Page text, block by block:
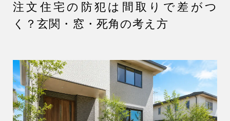
注文住宅の防犯は間取りで差がつ
く？玄関・窓・死角の考え方
リフォーム・リノベーション
土地探しサポート
ショールーム・モデルハウス
施工事例・お客様の声